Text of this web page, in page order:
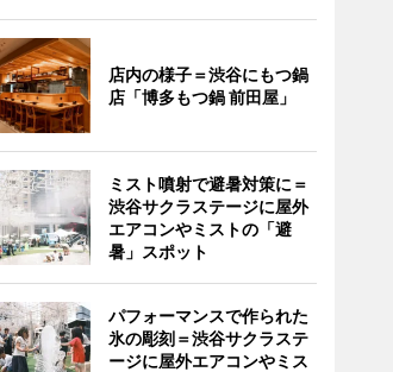
店内の様子＝渋谷にもつ鍋
店「博多もつ鍋 前田屋」
ミスト噴射で避暑対策に＝
渋谷サクラステージに屋外
エアコンやミストの「避
暑」スポット
パフォーマンスで作られた
氷の彫刻＝渋谷サクラステ
ージに屋外エアコンやミス